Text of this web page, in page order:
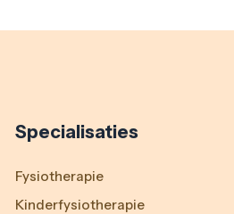
Specialisaties
Fysiotherapie
Kinderfysiotherapie